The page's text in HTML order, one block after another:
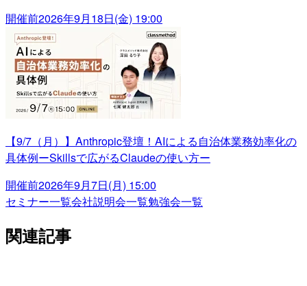
開催前2026年9月18日(金) 19:00
【9/7（月）】Anthropic登壇！AIによる自治体業務効率化の
具体例ーSkillsで広がるClaudeの使い方ー
開催前2026年9月7日(月) 15:00
セミナー一覧会社説明会一覧勉強会一覧
関連記事